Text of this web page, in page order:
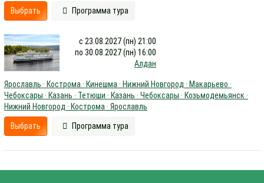
Выбрать Программа тура
с 23.08.2027 (пн) 21:00
по 30.08.2027 (пн) 16:00
Алдан
Ярославль · Кострома · Кинешма · Нижний Новгород · Макарьево ·
Чебоксары · Казань · Тетюши · Казань · Чебоксары · Козьмодемьянск ·
Нижний Новгород · Кострома · Ярославль
Выбрать Программа тура